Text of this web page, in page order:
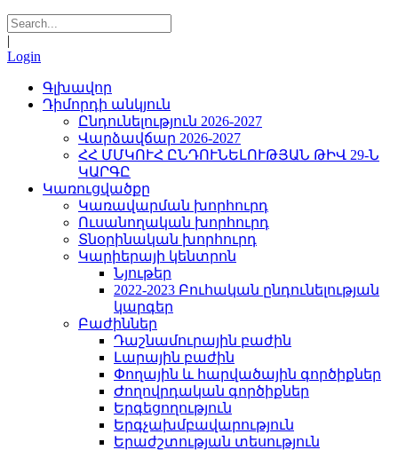
|
Login
Գլխավոր
Դիմորդի անկյուն
Ընդունելություն 2026-2027
Վարձավճար 2026-2027
ՀՀ ՄՄԿՈՒՀ ԸՆԴՈՒՆԵԼՈՒԹՅԱՆ ԹԻՎ 29-Ն
ԿԱՐԳԸ
Կառուցվածքը
Կառավարման խորհուրդ
Ուսանողական խորհուրդ
Տնօրինական խորհուրդ
Կարիերայի կենտրոն
Նյութեր
2022-2023 Բուհական ընդունելության
կարգեր
Բաժիններ
Դաշնամուրային բաժին
Լարային բաժին
Փողային և հարվածային գործիքներ
Ժողովրդական գործիքներ
Երգեցողություն
Երգչախմբավարություն
Երաժշտության տեսություն